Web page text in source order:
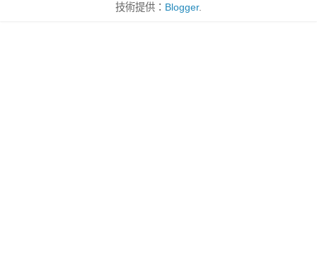
技術提供： Blogger.